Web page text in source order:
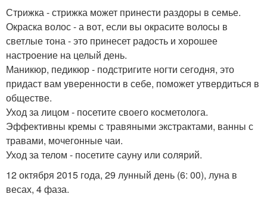
Стрижка - стрижка может принести раздоры в семье.
Окраска волос - а вот, если вы окрасите волосы в
светлые тона - это принесет радость и хорошее
настроение на целый день.
Маникюр, педикюр - подстригите ногти сегодня, это
придаст вам уверенности в себе, поможет утвердиться в
обществе.
Уход за лицом - посетите своего косметолога.
Эффективны кремы с травяными экстрактами, ванны с
травами, мочегонные чаи.
Уход за телом - посетите сауну или солярий.
12 октября 2015 года, 29 лунный день (6: 00), луна в
весах, 4 фаза.